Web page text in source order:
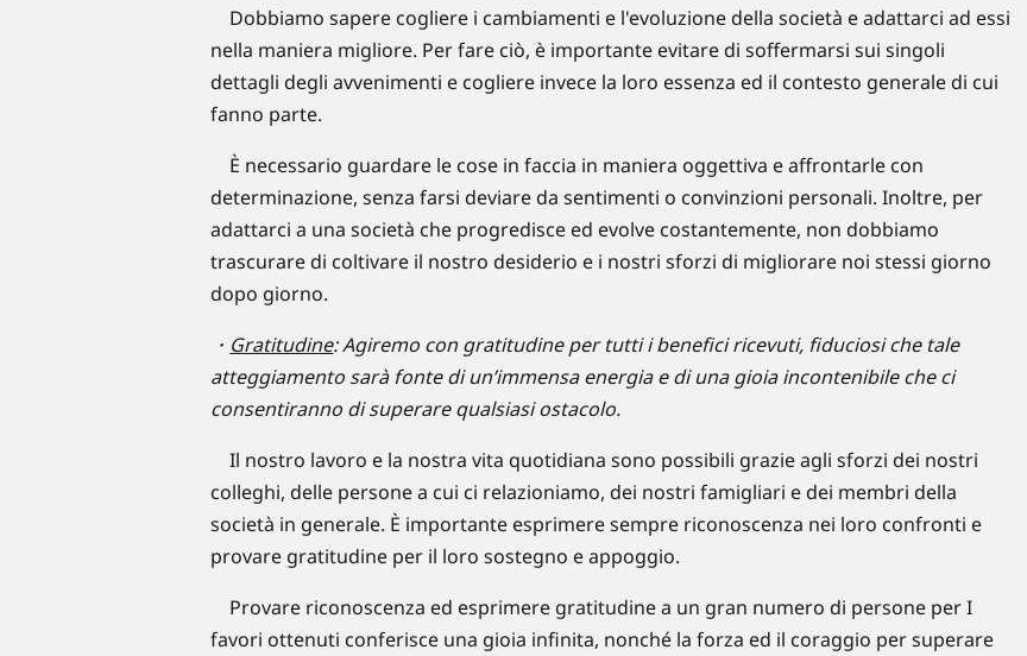
Dobbiamo sapere cogliere i cambiamenti e l'evoluzione della società e adattarci ad essi
nella maniera migliore. Per fare ciò, è importante evitare di soffermarsi sui singoli
dettagli degli avvenimenti e cogliere invece la loro essenza ed il contesto generale di cui
fanno parte.
È necessario guardare le cose in faccia in maniera oggettiva e affrontarle con
determinazione, senza farsi deviare da sentimenti o convinzioni personali. Inoltre, per
adattarci a una società che progredisce ed evolve costantemente, non dobbiamo
trascurare di coltivare il nostro desiderio e i nostri sforzi di migliorare noi stessi giorno
dopo giorno.
・ Gratitudine: Agiremo con gratitudine per tutti i benefici ricevuti, fiduciosi che tale
atteggiamento sarà fonte di un’immensa energia e di una gioia incontenibile che ci
consentiranno di superare qualsiasi ostacolo.
Il nostro lavoro e la nostra vita quotidiana sono possibili grazie agli sforzi dei nostri
colleghi, delle persone a cui ci relazioniamo, dei nostri famigliari e dei membri della
società in generale. È importante esprimere sempre riconoscenza nei loro confronti e
provare gratitudine per il loro sostegno e appoggio.
Provare riconoscenza ed esprimere gratitudine a un gran numero di persone per I
favori ottenuti conferisce una gioia infinita, nonché la forza ed il coraggio per superare